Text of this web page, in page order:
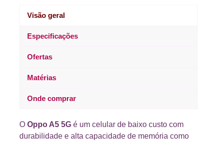
Visão geral
Especificações
Ofertas
Matérias
Onde comprar
O Oppo A5 5G é um celular de baixo custo com
durabilidade e alta capacidade de memória como